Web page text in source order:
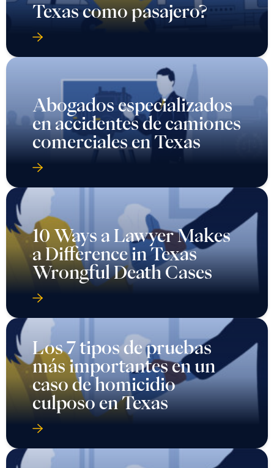
Texas como pasajero?
Abogados especializados
en accidentes de camiones
comerciales en Texas
10 Ways a Lawyer Makes
a Difference in Texas
Wrongful Death Cases
Los 7 tipos de pruebas
más importantes en un
caso de homicidio
culposo en Texas